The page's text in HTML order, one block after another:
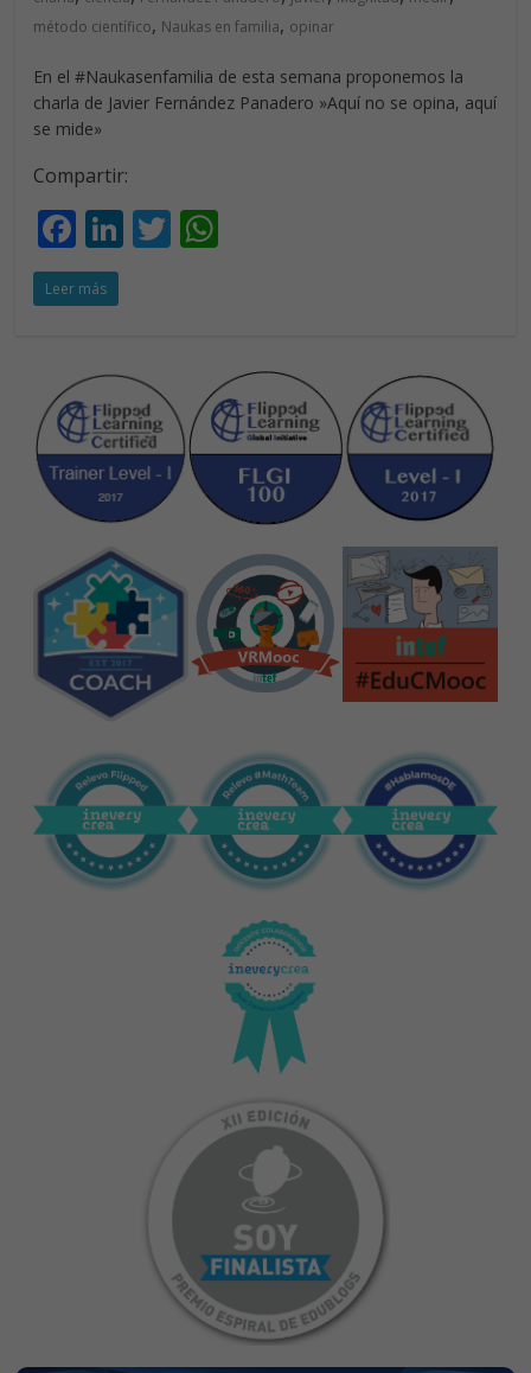
método científico, Naukas en familia, opinar
En el #Naukasenfamilia de esta semana proponemos la
charla de Javier Fernández Panadero »Aquí no se opina, aquí
se mide»
Compartir:
F
ac
e
o
o
k
Li
dI
n
T
A
p
p
Leer más